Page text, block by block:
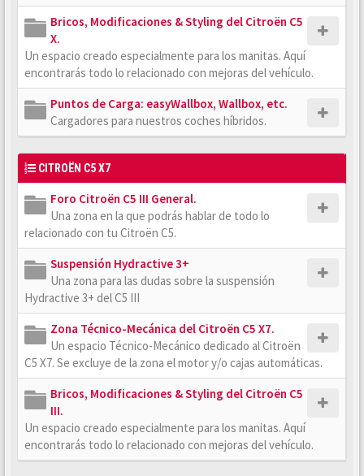
Bricos, Modificaciones & Styling del Citroën C5
X.
Un espacio creado especialmente para los manitas. Aquí
encontrarás todo lo relacionado con mejoras del vehículo.
Puntos de Carga: easyWallbox, Wallbox, etc.
Cargadores para nuestros coches híbridos.
CITROËN C5 X7
Foro Citroën C5 III General.
Una zona en la que podrás hablar de todo lo
relacionado con tu Citroën C5.
Suspensión Hydractive 3+
Una zona para las dudas sobre la suspensión
Hydractive 3+ del C5 III
Zona Técnico-Mecánica del Citroën C5 X7.
Un espacio Técnico-Mecánico dedicado al Citroën
C5 X7. Se excluye de la zona el motor y/o cajas automáticas.
Bricos, Modificaciones & Styling del Citroën C5
III.
Un espacio creado especialmente para los manitas. Aquí
encontrarás todo lo relacionado con mejoras del vehículo.